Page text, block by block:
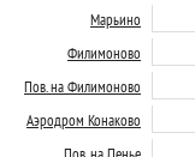
Марьино
Филимоново
Пов. на Филимоново
Аэродром Конаково